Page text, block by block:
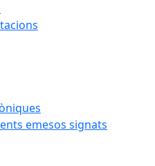
emesos signats